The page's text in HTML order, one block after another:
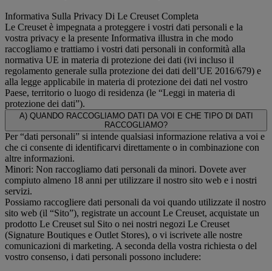
Informativa Sulla Privacy Di Le Creuset Completa
Le Creuset è impegnata a proteggere i vostri dati personali e la
vostra privacy e la presente Informativa illustra in che modo
raccogliamo e trattiamo i vostri dati personali in conformità alla
normativa UE in materia di protezione dei dati (ivi incluso il
regolamento generale sulla protezione dei dati dell’UE 2016/679) e
alla legge applicabile in materia di protezione dei dati nel vostro
Paese, territorio o luogo di residenza (le “Leggi in materia di
protezione dei dati”).
A) QUANDO RACCOGLIAMO DATI DA VOI E CHE TIPO DI DATI
RACCOGLIAMO?
Per “dati personali” si intende qualsiasi informazione relativa a voi e
che ci consente di identificarvi direttamente o in combinazione con
altre informazioni.
Minori: Non raccogliamo dati personali da minori. Dovete aver
compiuto almeno 18 anni per utilizzare il nostro sito web e i nostri
servizi.
Possiamo raccogliere dati personali da voi quando utilizzate il nostro
sito web (il “Sito”), registrate un account Le Creuset, acquistate un
prodotto Le Creuset sul Sito o nei nostri negozi Le Creuset
(Signature Boutiques e Outlet Stores), o vi iscrivete alle nostre
comunicazioni di marketing. A seconda della vostra richiesta o del
vostro consenso, i dati personali possono includere: